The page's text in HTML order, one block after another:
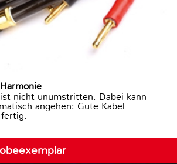
ist nicht unumstritten. Dabei kann
angehen: Gute Kabel